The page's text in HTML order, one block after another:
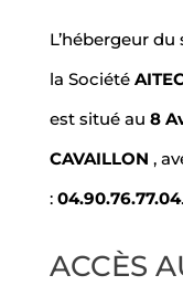
L’hébergeur
la Société
est situé au 8
CAVAILLON ,
: 04.90.76.77.04.
ACCÈS